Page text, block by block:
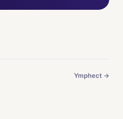
Ymphect →